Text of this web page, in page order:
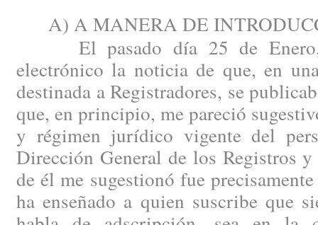
A) A MANERA DE
El pasado día 25 de Enero,
electrónico la noticia de que, en
destinada a Registradores, se
que, en principio, me pareció
y régimen jurídico vigente del
Dirección General de los Registros
de él me sugestionó fue
ha enseñado a quien suscribe que